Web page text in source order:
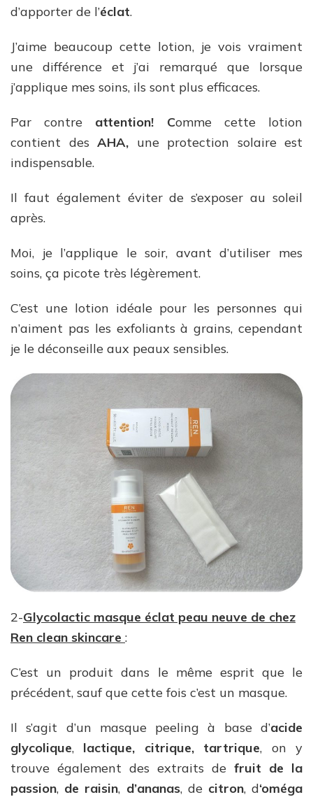
d’apporter de l’éclat.
J’aime beaucoup cette lotion, je vois vraiment
une différence et j’ai remarqué que lorsque
j’applique mes soins, ils sont plus efficaces.
Par contre attention! Comme cette lotion
contient des AHA, une protection solaire est
indispensable.
Il faut également éviter de s’exposer au soleil
après.
Moi, je l’applique le soir, avant d’utiliser mes
soins, ça picote très légèrement.
C’est une lotion idéale pour les personnes qui
n’aiment pas les exfoliants à grains, cependant
je le déconseille aux peaux sensibles.
2-Glycolactic masque éclat peau neuve de chez
Ren clean skincare :
C’est un produit dans le même esprit que le
précédent, sauf que cette fois c’est un masque.
Il s’agit d’un masque peeling à base d’acide
glycolique, lactique, citrique, tartrique, on y
trouve également des extraits de fruit de la
passion, de raisin, d’ananas, de citron, d‘oméga